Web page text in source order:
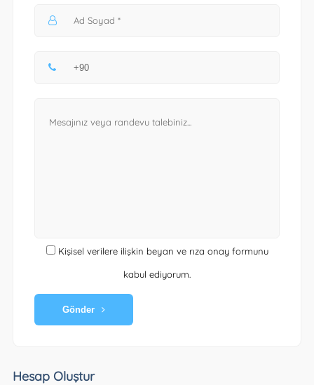
Kişisel verilere ilişkin beyan ve rıza onay formunu
kabul ediyorum.
Gönder
Hesap Oluştur